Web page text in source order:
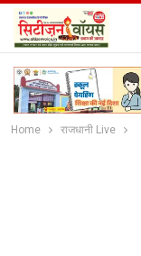
Home राजधानी Live